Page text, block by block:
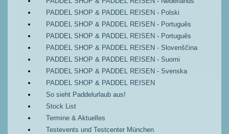
PADDEL SHOP & PADDEL REISEN - Polski
PADDEL SHOP & PADDEL REISEN - Português
PADDEL SHOP & PADDEL REISEN - Português
PADDEL SHOP & PADDEL REISEN - Slovenščina
PADDEL SHOP & PADDEL REISEN - Suomi
PADDEL SHOP & PADDEL REISEN - Svenska
PADDEL SHOP & PADDEL REISEN
So sieht Paddelurlaub aus!
Stock List
Termine & Aktuelles
Testevents und Testcenter München